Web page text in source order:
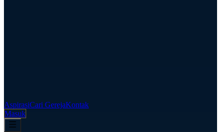
AspirasiCari GerejaKontak
Masuk